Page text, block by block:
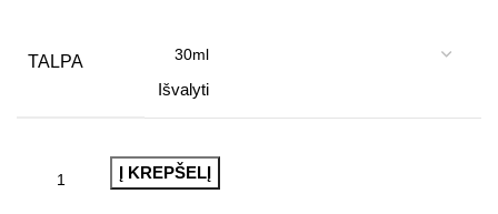
TALPA
Išvalyti
Į KREPŠELĮ